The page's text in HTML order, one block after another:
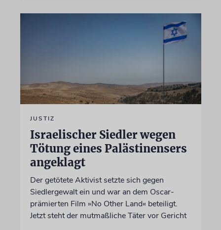
JUSTIZ
Israelischer Siedler wegen
Tötung eines Palästinensers
angeklagt
Der getötete Aktivist setzte sich gegen
Siedlergewalt ein und war an dem Oscar-
prämierten Film »No Other Land« beteiligt.
Jetzt steht der mutmaßliche Täter vor Gericht